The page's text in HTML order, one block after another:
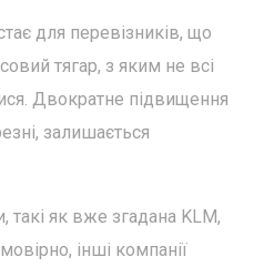
для перевізників, що
тягар, з яким не всі
Двократне підвищення
залишається
такі як вже згадана KLM,
інші компанії